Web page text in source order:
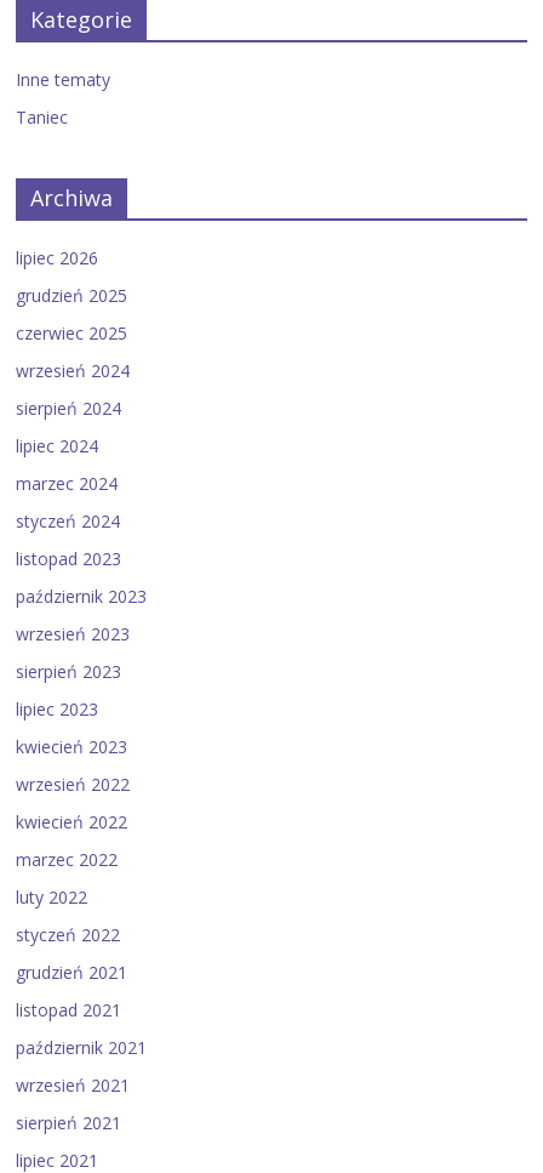
Kategorie
Inne tematy
Taniec
Archiwa
lipiec 2026
grudzień 2025
czerwiec 2025
wrzesień 2024
sierpień 2024
lipiec 2024
marzec 2024
styczeń 2024
listopad 2023
październik 2023
wrzesień 2023
sierpień 2023
lipiec 2023
kwiecień 2023
wrzesień 2022
kwiecień 2022
marzec 2022
luty 2022
styczeń 2022
grudzień 2021
listopad 2021
październik 2021
wrzesień 2021
sierpień 2021
lipiec 2021